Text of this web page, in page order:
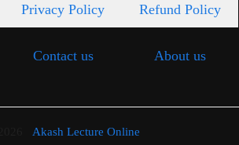
Privacy Policy Refund Policy
Contact us About us
Akash Lecture Online